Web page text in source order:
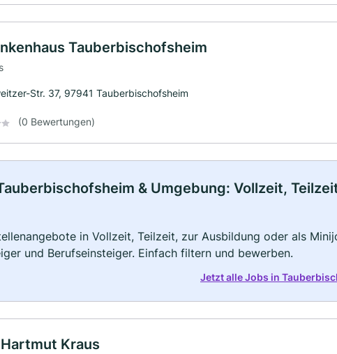
Tauberbischofsheim
Str. 37, 97941 Tauberbischofsheim
(0 Bewertungen)
& Umgebung: Vollzeit,
in Vollzeit, Teilzeit, zur Ausbildung oder als
und Berufseinsteiger. Einfach filtern und bewerben.
Jetzt alle Jobs in
Kraus